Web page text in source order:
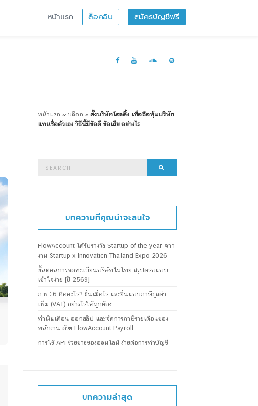
หน้าแรก ล็อคอิน สมัครบัญชีฟรี
หน้าแรก » บล็อก »ตั้งบริษัทโฮลดิ้ง เพื่อถือหุ้นบริษัท
แทนชื่อตัวเอง วิธีนี้มีข้อดี ข้อเสีย อย่างไร
บทความที่คุณน่าจะสนใจ
FlowAccount ได้รับรางวัล Startup of the year จาก
งาน Startup x Innovation Thailand Expo 2026
ขั้นตอนการจดทะเบียนบริษัทในไทย สรุปครบแบบ
เข้าใจง่าย [ปี 2569]
ภ.พ.36 คืออะไร? ยื่นเมื่อไร และยื่นแบบภาษีมูลค่า
เพิ่ม (VAT) อย่างไรให้ถูกต้อง
ทำเงินเดือน ออกสลิป และจัดการภาษีรายเดือนของ
พนักงาน ด้วย FlowAccount Payroll
การใช้ API ช่วยขายของออนไลน์ ง่ายต่อการทำบัญชี
บทความล่าสุด